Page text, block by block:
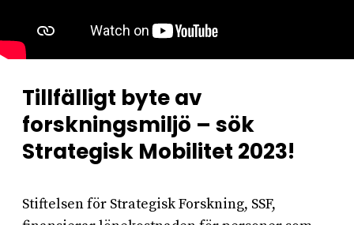
Tillfälligt byte av
forskningsmiljö – sök
Strategisk Mobilitet 2023!
Stiftelsen för Strategisk Forskning, SSF,